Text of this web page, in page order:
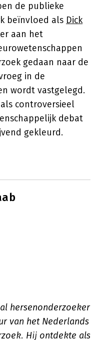
de publieke
beïnvloed als Dick
aan het
gedaan naar de
in de
wordt vastgelegd.
controversieel
debat
gekleurd.
hersenonderzoeker
van het Nederlands
Hij ontdekte als